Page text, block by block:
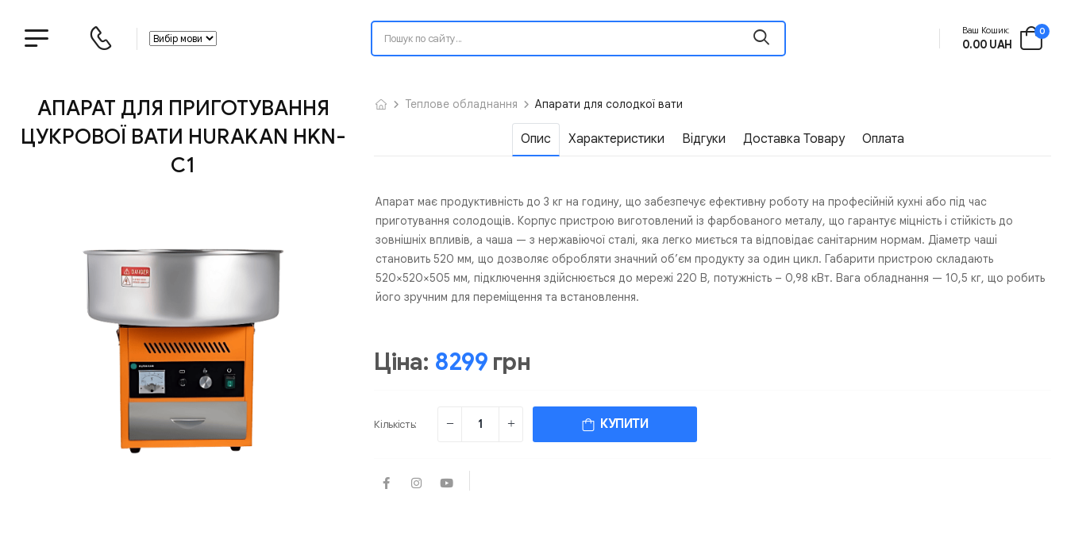
Ваш Кошик:
0.00 UAH
0
АПАРАТ ДЛЯ ПРИГОТУВАННЯ
ЦУКРОВОЇ ВАТИ HURAKAN HKN-
C1
Теплове обладнання Апарати для солодкої вати
Опис Характеристики Відгуки Доставка Товару Оплата
Апарат має продуктивність до 3 кг на годину, що забезпечує ефективну роботу на професійній кухні або під час
приготування солодощів. Корпус пристрою виготовлений із фарбованого металу, що гарантує міцність і стійкість до
зовнішніх впливів, а чаша — з нержавіючої сталі, яка легко миється та відповідає санітарним нормам. Діаметр чаші
становить 520 мм, що дозволяє обробляти значний об’єм продукту за один цикл. Габарити пристрою складають
520×520×505 мм, підключення здійснюється до мережі 220 В, потужність – 0,98 кВт. Вага обладнання — 10,5 кг, що робить
його зручним для переміщення та встановлення.
Ціна: 8299грн
Кількість: КУПИТИ